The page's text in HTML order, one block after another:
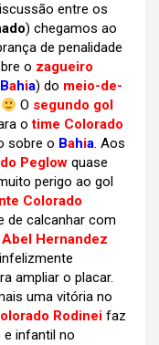
entre os
) chegamos ao
de penalidade
o zagueiro
Bahia) do meio-de-
O segundo gol
otime Colorado
sobre o Bahia. Aos
Peglow quase
perigo ao gol
Colorado
de calcanhar com
Hernandez
ampliar o placar.
uma vitória no
Rodinei faz
infantil no